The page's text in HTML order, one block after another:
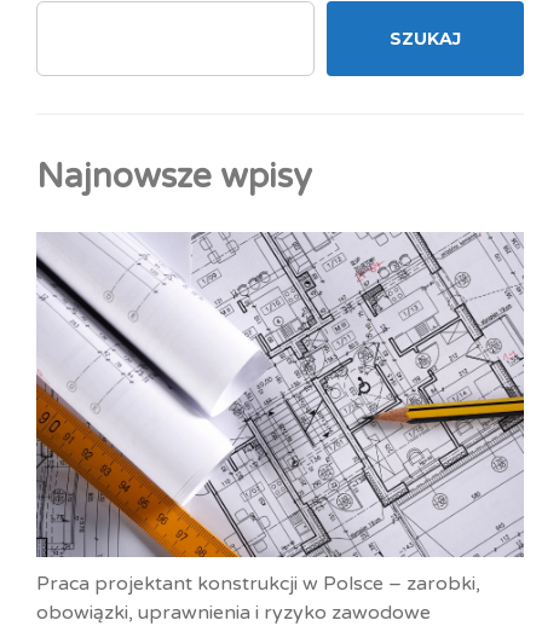
SZUKAJ
Najnowsze wpisy
Praca projektant konstrukcji w Polsce – zarobki,
obowiązki, uprawnienia i ryzyko zawodowe